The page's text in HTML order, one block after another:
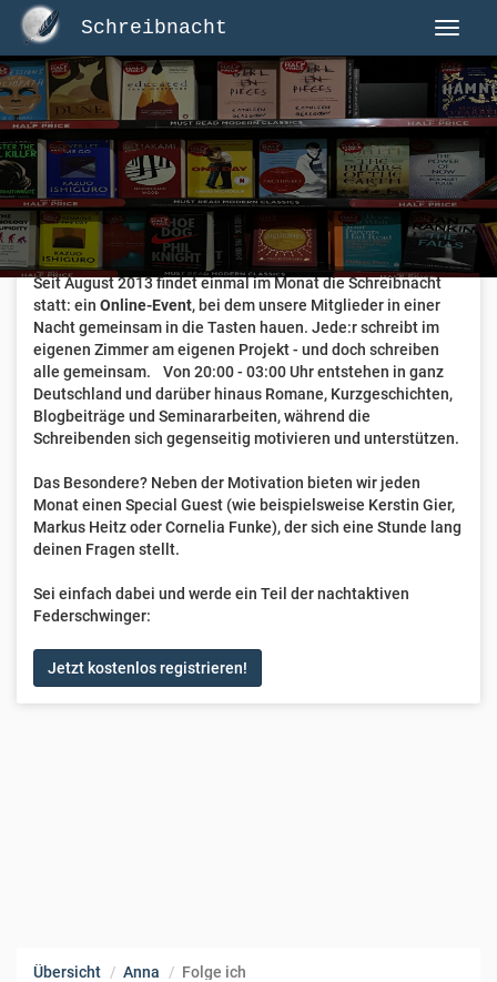
Schreibnacht
Herzlich Willkommen auf Schreibnacht.de
Hier erwartet dich eine aktive Federschwinger-Community
mit über 3.000 Mitgliedern.
Willkommen ist jede Person, die gerne schreibt. Alter, Genre
und Erfahrung sind nicht relevant, es zählt allein die Liebe
zum geschriebenen Wort.
Seit August 2013 findet einmal im Monat die Schreibnacht
statt: ein Online-Event, bei dem unsere Mitglieder in einer
Nacht gemeinsam in die Tasten hauen. Jede:r schreibt im
eigenen Zimmer am eigenen Projekt - und doch schreiben
alle gemeinsam. Von 20:00 - 03:00 Uhr entstehen in ganz
Deutschland und darüber hinaus Romane, Kurzgeschichten,
Blogbeiträge und Seminararbeiten, während die
Schreibenden sich gegenseitig motivieren und unterstützen.
Das Besondere? Neben der Motivation bieten wir jeden
Monat einen Special Guest (wie beispielsweise Kerstin Gier,
Markus Heitz oder Cornelia Funke), der sich eine Stunde lang
deinen Fragen stellt.
Sei einfach dabei und werde ein Teil der nachtaktiven
Federschwinger:
Jetzt kostenlos registrieren!
Übersicht Anna Folge ich